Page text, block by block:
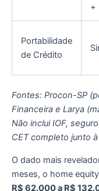
+
Portabilidade
de Crédito
Fontes: Procon-SP
Financeira e Larya
Não inclui IOF,
CET completo junto
O dado mais
meses, o home
R$ 62.000 a R$